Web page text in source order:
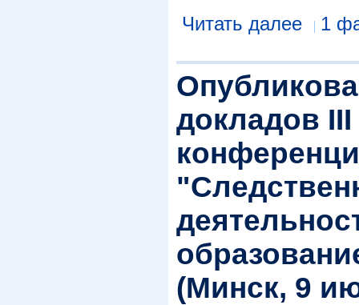
Читать далее 1
докладов
(Минск, 9